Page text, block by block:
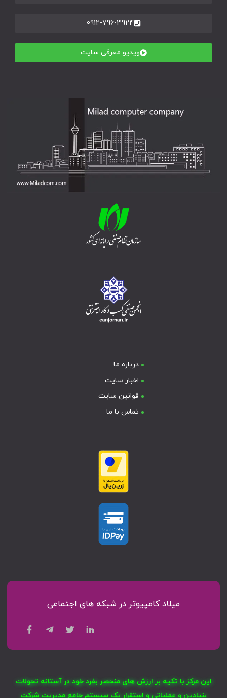
0912-796-3924
ویدیو معرفی سایت
درباره ما
اخبار سایت
قوانین سایت
تماس با ما
میلاد کامپیوتر در شبکه های اجتماعی
این مرکز با تکیه بر ارزش های منحصر بفرد خود در آستانه تحولات
بنیادین و عملیاتی و استقرار یک سیستم جامع مدیریت شرکت